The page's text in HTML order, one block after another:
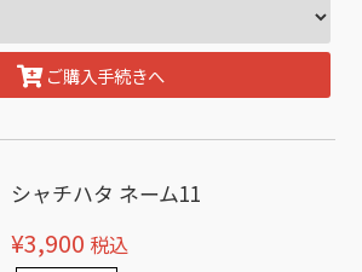
ご購入手続きへ
シャチハタ ネーム11
¥3,900 税込